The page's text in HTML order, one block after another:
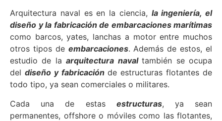
Arquitectura naval es en la ciencia, la ingeniería, el
diseño y la fabricación de embarcaciones marítimas
como barcos, yates, lanchas a motor entre muchos
otros tipos de embarcaciones. Además de estos, el
estudio de laarquitectura naval también se ocupa
del diseño y fabricaciónde estructuras flotantes de
todo tipo, ya sean comerciales o militares.
Cada una de estas estructuras, ya sean
permanentes, offshore o móviles como las flotantes,